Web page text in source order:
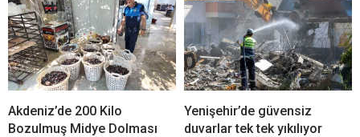
Akdeniz’de 200 Kilo
Bozulmuş Midye Dolması
Yenişehir’de güvensiz
duvarlar tek tek yıkılıyor